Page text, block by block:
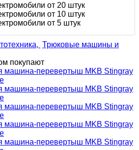
от 20 штук
от 10 штук
от 5 штук
Трюковые машины и
покупают